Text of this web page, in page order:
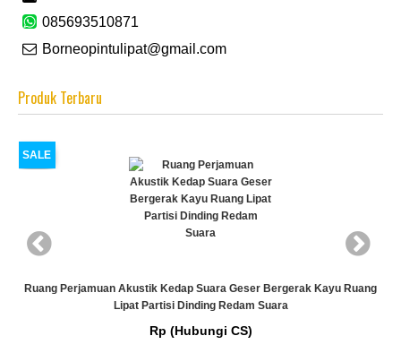
085693510871
Borneopintulipat@gmail.com
Produk Terbaru
Perjamuan Akustik Kedap Suara Geser Bergerak Kayu Ruang
Lipat Partisi Dinding Redam Suara
Rp (Hubungi CS)
Ruang